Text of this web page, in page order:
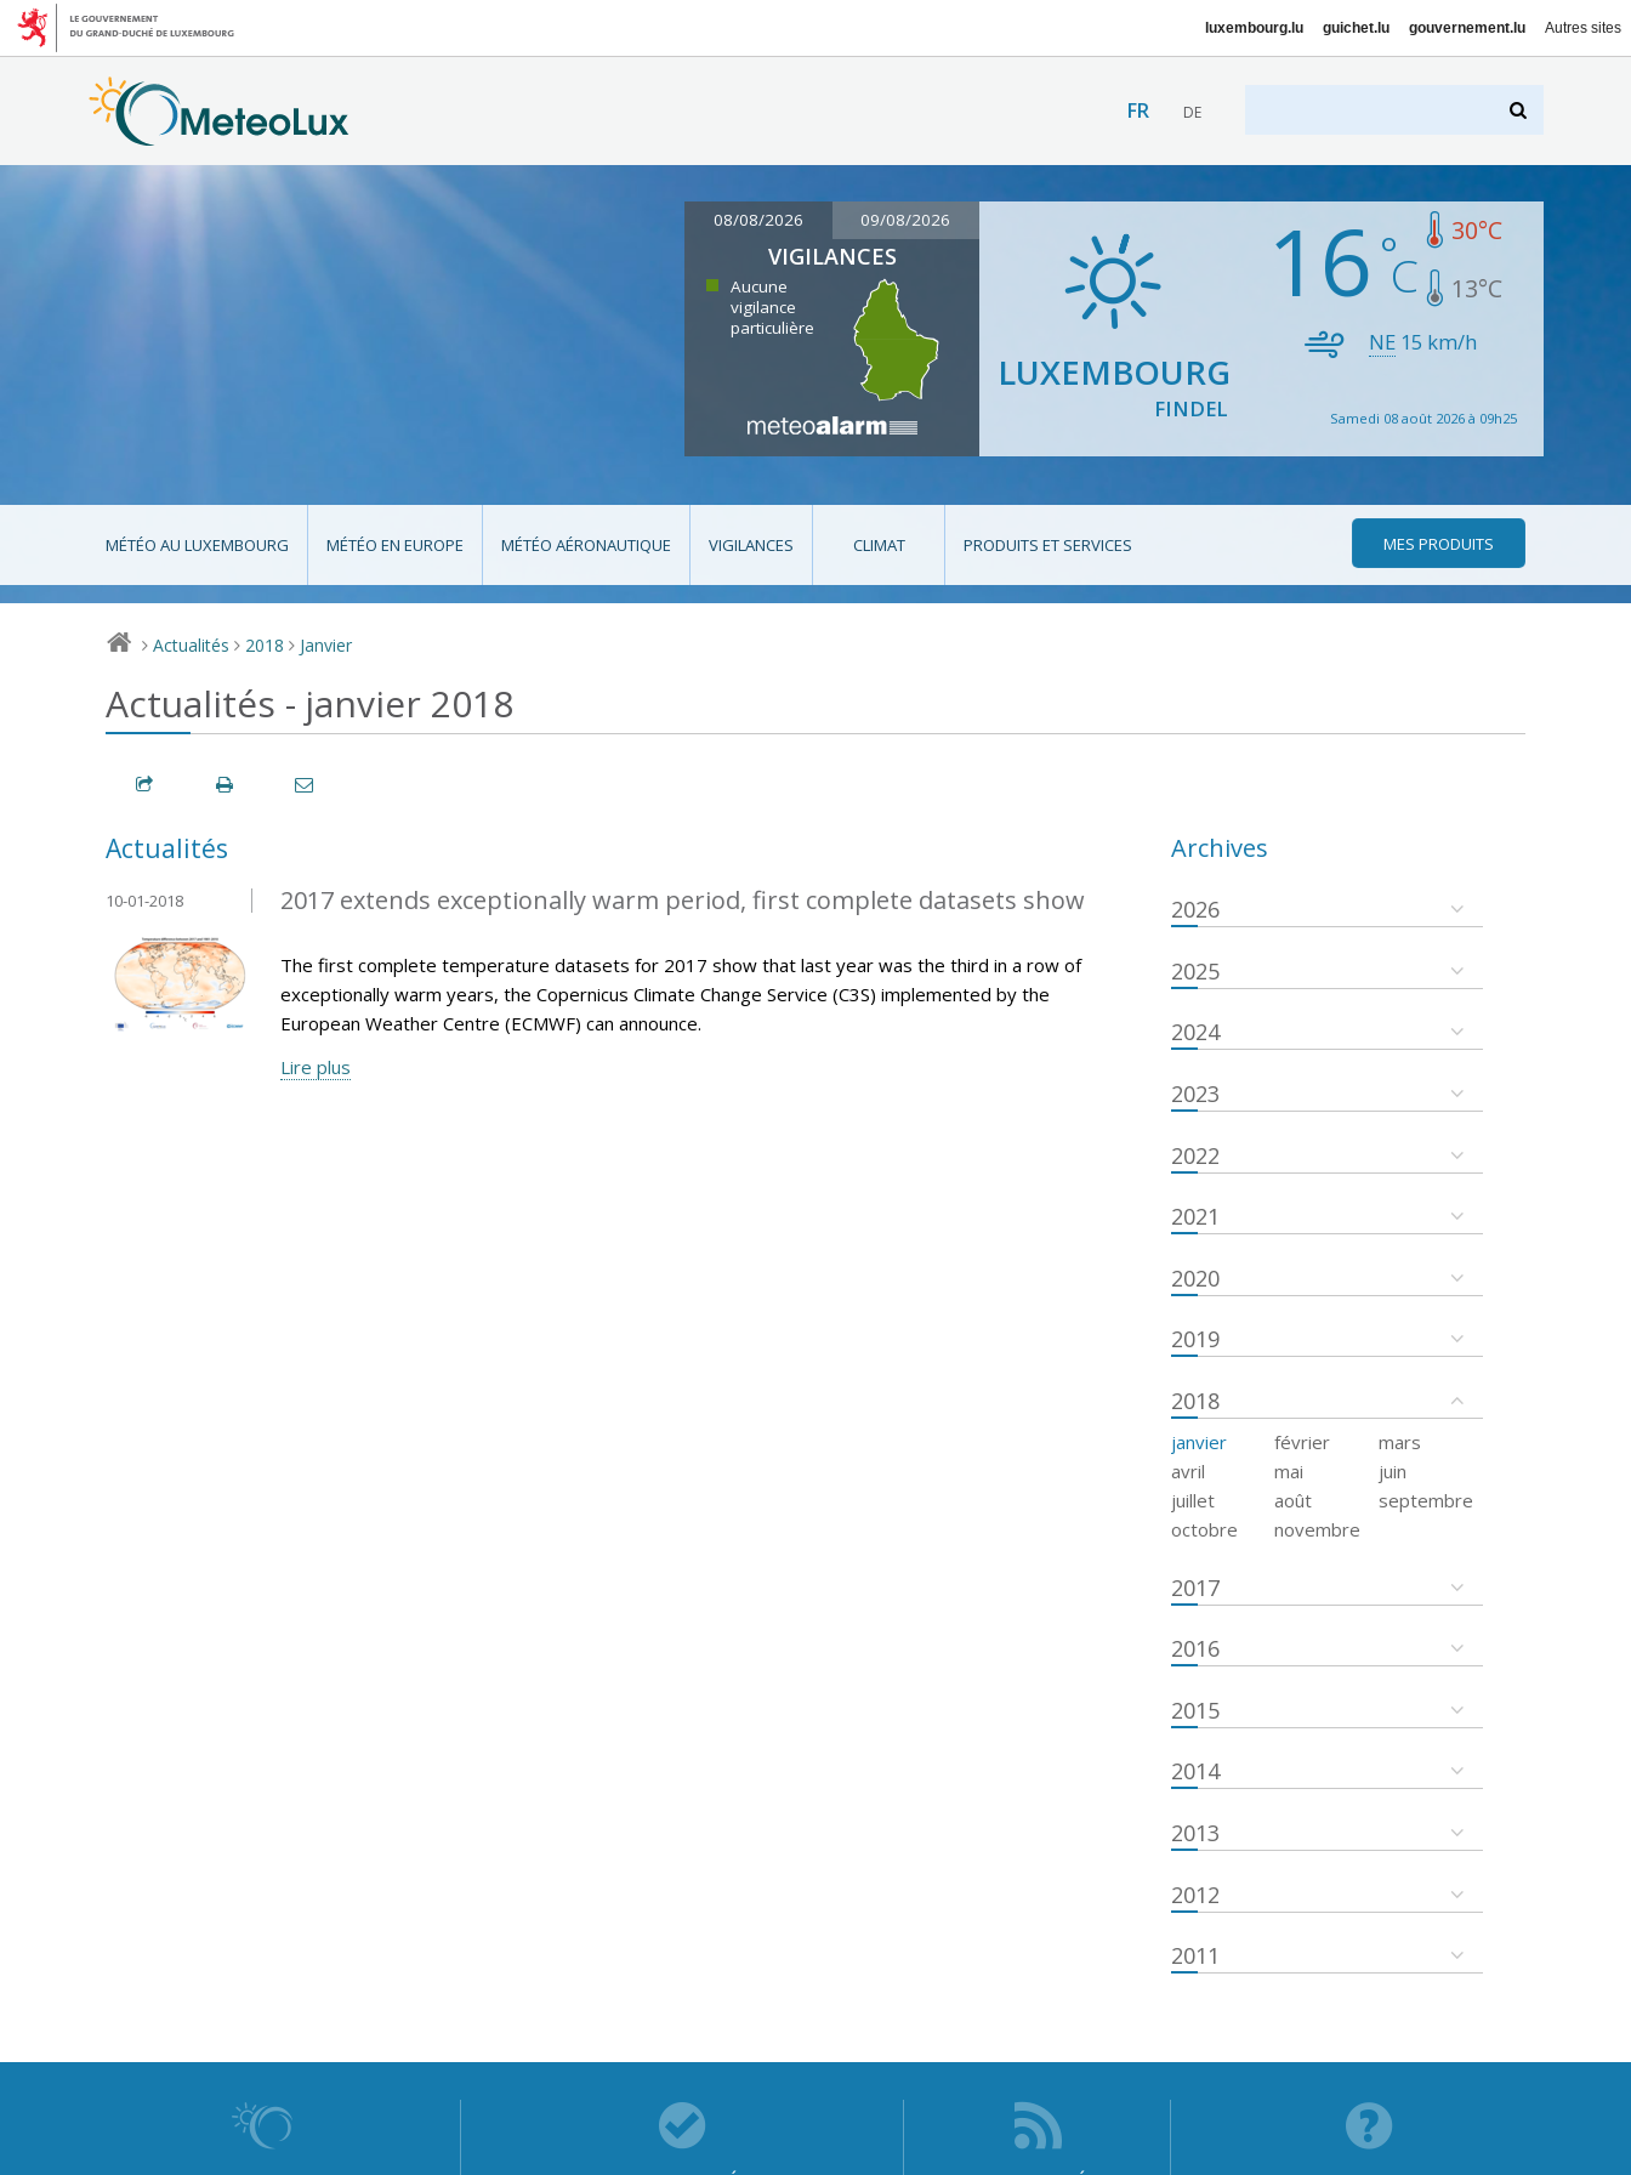
luxembourg.lu guichet.lu gouvernement.lu Autres sites
FR DE
08/08/2026 09/08/2026
VIGILANCES
Aucune
vigilance
particulière
LUXEMBOURG
FINDEL
16 30°C
13°C
NE 15 km/h
Samedi 08 août 2026 à 09h25
MÉTÉO AU LUXEMBOURG MÉTÉO EN EUROPE MÉTÉO AÉRONAUTIQUE VIGILANCES CLIMAT PRODUITS ET SERVICES MES PRODUITS
> Actualités > 2018 > Janvier
Actualités - janvier 2018
Actualités
2017 extends exceptionally warm period, first complete datasets show
10-01-2018
The first complete temperature datasets for 2017 show that last year was the third in a row of
exceptionally warm years, the Copernicus Climate Change Service (C3S) implemented by the
European Weather Centre (ECMWF) can announce.
Lire plus
Archives
2026
2025
2024
2023
2022
2021
2020
2019
2018
janvier février
mars
avril
mai
juin
juillet
août
septembre
octobre
novembre
2017
2016
2015
2014
2013
2012
2011